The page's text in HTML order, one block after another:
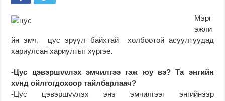
Мэрг
эжли
йн эмч, цус эрүүл байхтай холбоотой асуултуудад
хариулсан хариултыг хүргэе.
-Цус цэвэршvvлэх эмчилгээ гэж юу вэ? Та энгийн
хvнд ойлгогдохоор тайлбарлаач?
-Цус цэвэршvvлэх энэ эмчилгээг энгийнээр